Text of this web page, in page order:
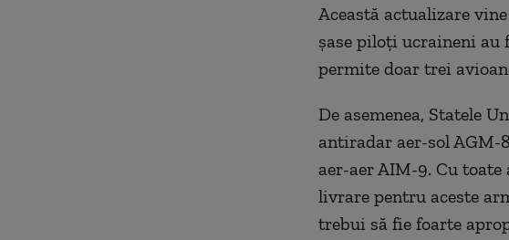
Această actualizare
șase piloți ucraineni au
permite doar trei
De asemenea, Statele
antiradar aer-sol AGM-
aer-aer AIM-9. Cu toate
livrare pentru aceste
trebui să fie foarte